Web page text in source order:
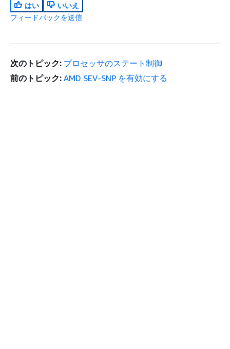
はい
いいえ
フィードバックを送信
次のトピック: プロセッサのステート制御
前のトピック: AMD SEV-SNP を有効にする